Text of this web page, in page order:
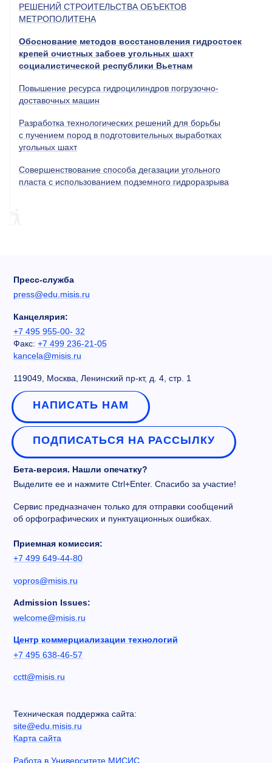
РЕШЕНИЙ СТРОИТЕЛЬСТВА ОБЪЕКТОВ
МЕТРОПОЛИТЕНА
Обоснование методов восстановления гидростоек
крепей очистных забоев угольных шахт
социалистической республики Вьетнам
Повышение ресурса гидроцилиндров погрузочно-
доставочных машин
Разработка технологических решений для борьбы
с пучением пород в подготовительных выработках
угольных шахт
Совершенствование способа дегазации угольного
пласта с использованием подземного гидроразрыва
Пресс-служба
press@edu.misis.ru
Канцелярия:
+7 495 955-00- 32
Факс: +7 499 236-21-05
kancela@misis.ru
119049, Москва, Ленинский пр-кт, д. 4, стр. 1
НАПИСАТЬ НАМ
ПОДПИСАТЬСЯ НА РАССЫЛКУ
Бета-версия. Нашли опечатку?
Выделите ее и нажмите Ctrl+Enter. Спасибо за участие!
Сервис предназначен только для отправки сообщений
об орфографических и пунктуационных ошибках.
Приемная комиссия:
+7 499 649-44-80
vopros@misis.ru
Admission Issues:
welcome@misis.ru
Центр коммерциализации технологий
+7 495 638-46-57
cctt@misis.ru
Техническая поддержка сайта:
site@edu.misis.ru
Карта сайта
Работа в Университете МИСИС